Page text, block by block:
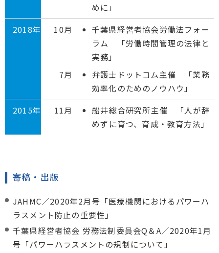
めに」
2018年
10月
千葉県経営者協会労働法フォー
ラム 「労働時間管理の法律と
実務」
7月
弁護士ドットコム主催 「業務
効率化のためのノウハウ」
2015年
11月
船井総合研究所主催 「人が辞
めずに育つ、育成・教育方法」
寄稿・出版
JAHMC／2020年2月号「医療機関におけるパワーハ
ラスメント防止の重要性」
千葉県経営者協会 労務法制委員会Q＆A／2020年1月
号「パワーハラスメントの規制について」